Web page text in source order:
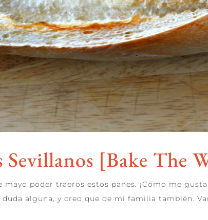
Sevillanos [Bake The
poder traeros estos panes. ¡Cómo me
alguna, y creo que de mi familia también.